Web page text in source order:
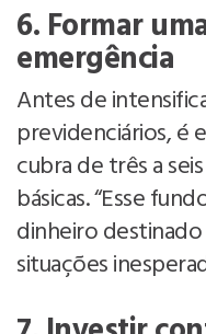
6. Formar
emergência
Antes de
previdenciários, é
cubra de três a
básicas. “Esse
dinheiro
situações